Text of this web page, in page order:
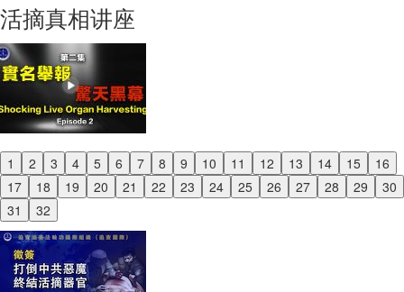
活摘真相讲座
1 2 3 4 5 6 7 8 9 10 11 12 13 14 15
16
17
18 19 20 21 22 23 24 25 26 27 28 29
30
31
32
Previous
Next